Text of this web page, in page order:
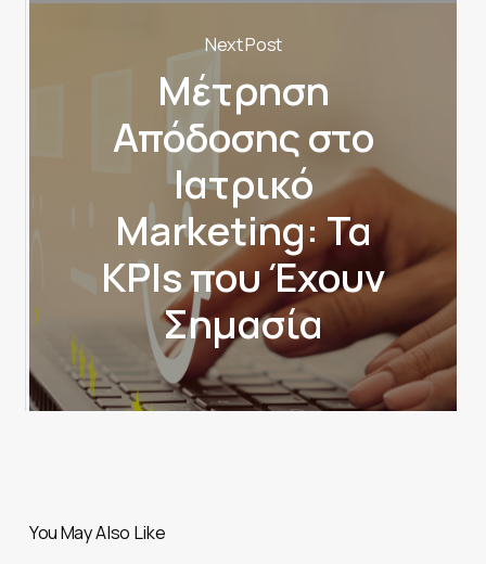
Next Post
Μέτρηση
Απόδοσης στο
Ιατρικό
Marketing: Τα
KPIs που Έχουν
Σημασία
You May Also Like